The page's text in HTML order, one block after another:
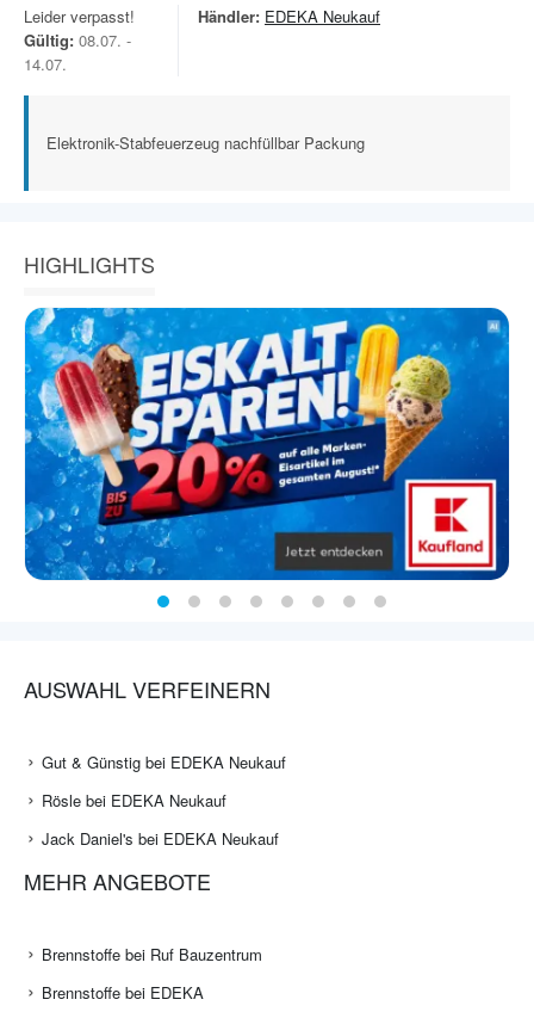
Leider verpasst!
Gültig: 08.07. -
14.07.
Händler: EDEKA Neukauf
Elektronik-Stabfeuerzeug nachfüllbar Packung
HIGHLIGHTS
AUSWAHL VERFEINERN
Gut & Günstig bei EDEKA Neukauf
Rösle bei EDEKA Neukauf
Jack Daniel's bei EDEKA Neukauf
MEHR ANGEBOTE
Brennstoffe bei Ruf Bauzentrum
Brennstoffe bei EDEKA